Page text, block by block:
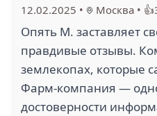
12.02.2025 • Москва •
Опять М. заставляет
правдивые отзывы.
землекопах, которые
Фарм-компания —
достоверности